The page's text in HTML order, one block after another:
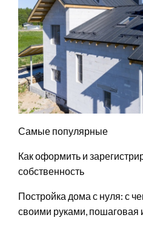
Самые популярные
Как оформить и
собственность
Постройка дома с нуля: с
своими руками, пошаговая